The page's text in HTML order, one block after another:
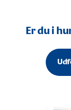
Er du i